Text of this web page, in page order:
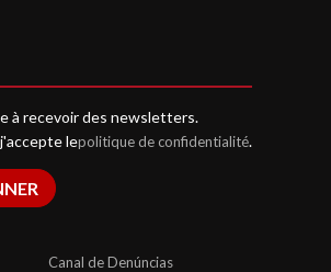
à recevoir des newsletters.
lepolitique de confidentialité.
Canal de Denúncias